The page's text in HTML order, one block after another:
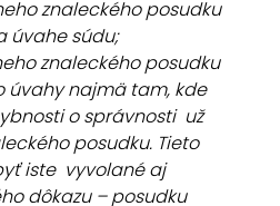
znaleckého posudku
úvahe súdu;
znaleckého posudku
úvahy najmä tam, kde
o správnosti  už
posudku. Tieto
iste  vyvolané aj
dôkazu – posudku